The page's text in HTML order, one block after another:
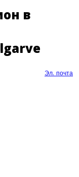
в
Эл. почта